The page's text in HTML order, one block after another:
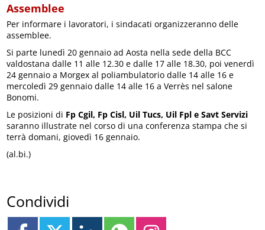
Assemblee
Per informare i lavoratori, i sindacati organizzeranno delle
assemblee.
Si parte lunedì 20 gennaio ad Aosta nella sede della BCC
valdostana dalle 11 alle 12.30 e dalle 17 alle 18.30, poi venerdì
24 gennaio a Morgex al poliambulatorio dalle 14 alle 16 e
mercoledì 29 gennaio dalle 14 alle 16 a Verrès nel salone
Bonomi.
Le posizioni di Fp Cgil, Fp Cisl, Uil Tucs, Uil Fpl e Savt Servizi
saranno illustrate nel corso di una conferenza stampa che si
terrà domani, giovedì 16 gennaio.
(al.bi.)
Condividi